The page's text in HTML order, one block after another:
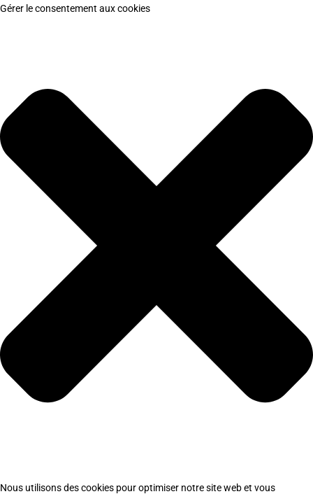
Gérer le consentement aux cookies
Nous utilisons des cookies pour optimiser notre site web et vous